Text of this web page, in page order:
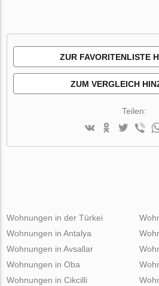
ZUR FAVORITENLISTE
ZUM VERGLEICH
Teilen:
Wohnungen in der Türkei
Wohnungen in Antalya
Wohnungen in Avsallar
Wohnungen in Oba
Wohnungen in Cikcilli